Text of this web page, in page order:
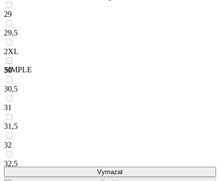
29
29,5
2XL
30
30,5
31
31,5
32
32,5
SIMPLE
Vymazat